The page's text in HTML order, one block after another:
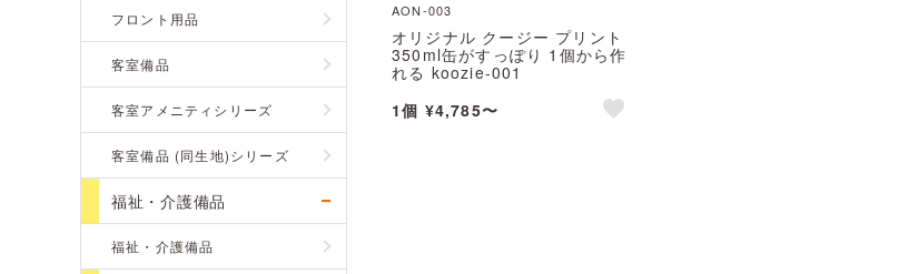
フロント用品
客室備品
客室アメニティシリーズ
客室備品 (同生地)シリーズ
福祉・介護備品
福祉・介護備品
AON-003
オリジナル クージー プリント
350ml缶がすっぽり 1個から作
れる koozie-001
1個 ¥4,785〜